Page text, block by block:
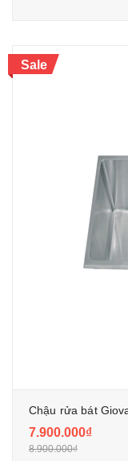
Sale
Chậu rửa bát
7.900.000₫
8.900.000₫